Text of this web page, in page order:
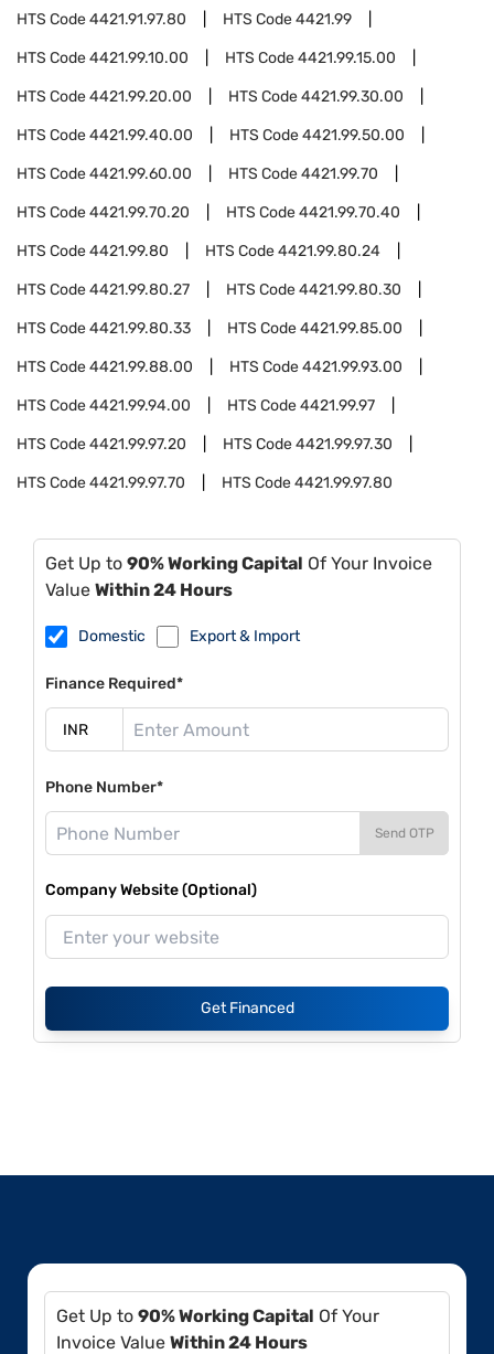
HTS Code4421.91.97.80 HTS Code4421.99
HTS Code4421.99.10.00 HTS Code4421.99.15.00
HTS Code4421.99.20.00 HTS Code4421.99.30.00
HTS Code4421.99.40.00 HTS Code4421.99.50.00
HTS Code4421.99.60.00 HTS Code4421.99.70
HTS Code4421.99.70.20 HTS Code4421.99.70.40
HTS Code4421.99.80 HTS Code4421.99.80.24
HTS Code4421.99.80.27 HTS Code4421.99.80.30
HTS Code4421.99.80.33 HTS Code4421.99.85.00
HTS Code4421.99.88.00 HTS Code4421.99.93.00
HTS Code4421.99.94.00 HTS Code4421.99.97
HTS Code4421.99.97.20 HTS Code4421.99.97.30
HTS Code4421.99.97.70 HTS Code4421.99.97.80
Get Up to 90% Working Capital Of Your Invoice
Value Within 24 Hours
Domestic Export & Import
Finance Required*
Phone Number*
Send OTP
Company Website (Optional)
Get Financed
Get Up to 90% Working Capital Of Your
Invoice Value Within 24 Hours